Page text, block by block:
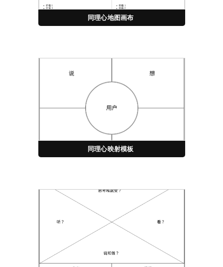
同理心地图画布
同理心映射模板